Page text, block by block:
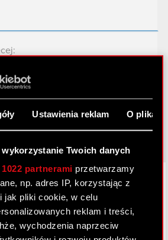
Ustawienia reklam O
Twoich danych
partnerami przetwarzamy
np. adres IP, korzystając z
jak pliki cookie, w celu
reklam i treści,
wychodzenia naprzeciw
LinkedIn